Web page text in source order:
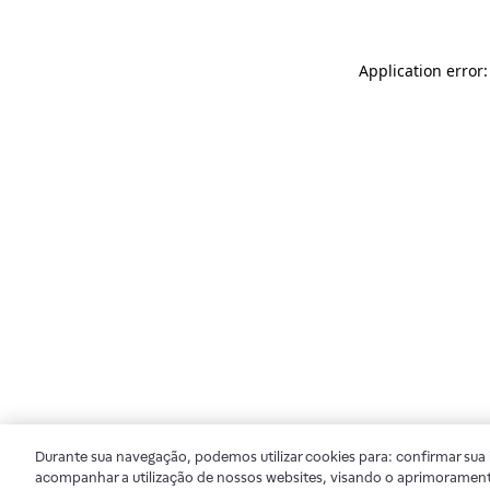
Application
Durante sua navegação, podemos utilizar cookies para: confirmar
acompanhar a utilização de nossos websites, visando o